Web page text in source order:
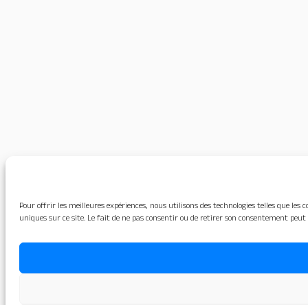
Pour offrir les meilleures expériences, nous utilisons des technologies telles que
uniques sur ce site. Le fait de ne pas consentir ou de retirer son consentement